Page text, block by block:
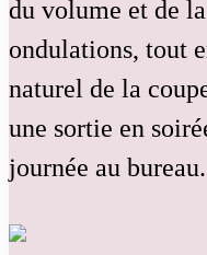
du volume et de
ondulations, tout
naturel de la
une sortie en
journée au bureau.